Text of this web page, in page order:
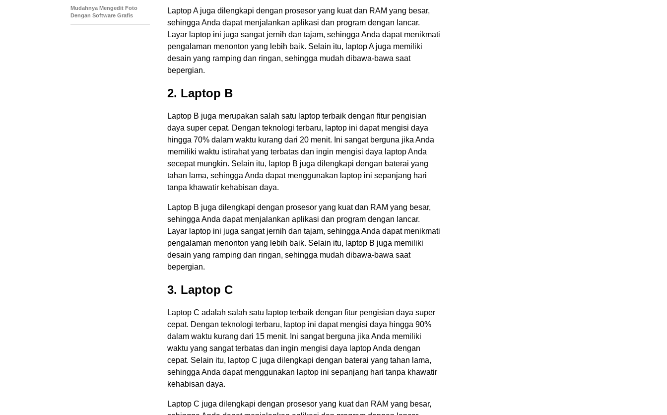
Laptop A juga dilengkapi dengan prosesor yang kuat dan RAM yang besar,
sehingga Anda dapat menjalankan aplikasi dan program dengan lancar.
Layar laptop ini juga sangat jernih dan tajam, sehingga Anda dapat menikmati
pengalaman menonton yang lebih baik. Selain itu, laptop A juga memiliki
desain yang ramping dan ringan, sehingga mudah dibawa-bawa saat
bepergian.
2. Laptop B
Laptop B juga merupakan salah satu laptop terbaik dengan fitur pengisian
daya super cepat. Dengan teknologi terbaru, laptop ini dapat mengisi daya
hingga 70% dalam waktu kurang dari 20 menit. Ini sangat berguna jika Anda
memiliki waktu istirahat yang terbatas dan ingin mengisi daya laptop Anda
secepat mungkin. Selain itu, laptop B juga dilengkapi dengan baterai yang
tahan lama, sehingga Anda dapat menggunakan laptop ini sepanjang hari
tanpa khawatir kehabisan daya.
Laptop B juga dilengkapi dengan prosesor yang kuat dan RAM yang besar,
sehingga Anda dapat menjalankan aplikasi dan program dengan lancar.
Layar laptop ini juga sangat jernih dan tajam, sehingga Anda dapat menikmati
pengalaman menonton yang lebih baik. Selain itu, laptop B juga memiliki
desain yang ramping dan ringan, sehingga mudah dibawa-bawa saat
bepergian.
3. Laptop C
Laptop C adalah salah satu laptop terbaik dengan fitur pengisian daya super
cepat. Dengan teknologi terbaru, laptop ini dapat mengisi daya hingga 90%
dalam waktu kurang dari 15 menit. Ini sangat berguna jika Anda memiliki
waktu yang sangat terbatas dan ingin mengisi daya laptop Anda dengan
cepat. Selain itu, laptop C juga dilengkapi dengan baterai yang tahan lama,
sehingga Anda dapat menggunakan laptop ini sepanjang hari tanpa khawatir
kehabisan daya.
Laptop C juga dilengkapi dengan prosesor yang kuat dan RAM yang besar,
Mudahnya Mengedit Foto
Dengan Software Grafis